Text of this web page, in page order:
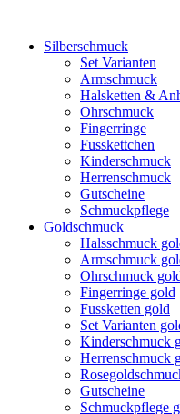
Silberschmuck
Set Varianten
Armschmuck
Halsketten &
Ohrschmuck
Fingerringe
Fusskettchen
Kinderschmuck
Herrenschmuck
Gutscheine
Schmuckpflege
Goldschmuck
Halsschmuck
Armschmuck
Ohrschmuck
Fingerringe gold
Fussketten gold
Set Varianten
Kinderschmuck
Herrenschmuck
Gutscheine
Schmuckpflege